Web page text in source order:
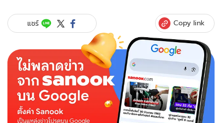
จริง
ดิ!
ตี้
"ลู
แต่ง
หวิว
ค่าย
แชร์ Copy link